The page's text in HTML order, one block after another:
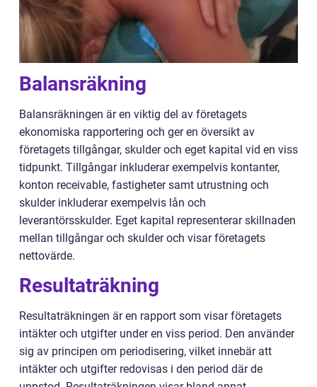
Balansräkning
Balansräkningen är en viktig del av företagets
ekonomiska rapportering och ger en översikt av
företagets tillgångar, skulder och eget kapital vid en viss
tidpunkt. Tillgångar inkluderar exempelvis kontanter,
konton receivable, fastigheter samt utrustning och
skulder inkluderar exempelvis lån och
leverantörsskulder. Eget kapital representerar skillnaden
mellan tillgångar och skulder och visar företagets
nettovärde.
Resultaträkning
Resultaträkningen är en rapport som visar företagets
intäkter och utgifter under en viss period. Den använder
sig av principen om periodisering, vilket innebär att
intäkter och utgifter redovisas i den period där de